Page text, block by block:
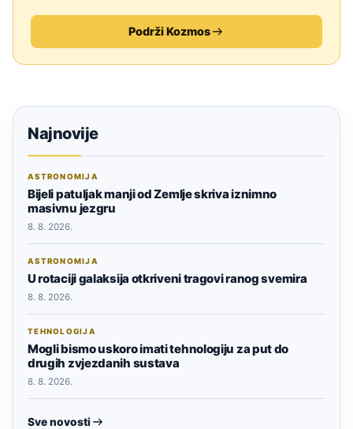
Podrži Kozmos
Najnovije
ASTRONOMIJA
Bijeli patuljak manji od Zemlje skriva iznimno
masivnu jezgru
8. 8. 2026.
ASTRONOMIJA
U rotaciji galaksija otkriveni tragovi ranog svemira
8. 8. 2026.
TEHNOLOGIJA
Mogli bismo uskoro imati tehnologiju za put do
drugih zvjezdanih sustava
8. 8. 2026.
Sve novosti